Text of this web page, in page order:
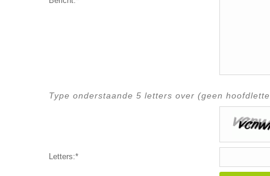
Type onderstaande 5 letters over (geen
Letters:*